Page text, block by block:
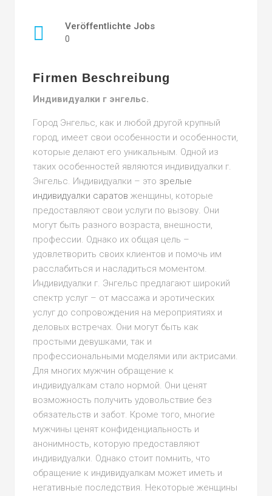
Veröffentlichte Jobs
0
Firmen Beschreibung
Индивидуалки г энгельс.
Город Энгельс, как и любой другой крупный
город, имеет свои особенности и особенности,
которые делают его уникальным. Одной из
таких особенностей являются индивидуалки г.
Энгельс. Индивидуалки – это зрелые
индивидуалки саратов женщины, которые
предоставляют свои услуги по вызову. Они
могут быть разного возраста, внешности,
профессии. Однако их общая цель –
удовлетворить своих клиентов и помочь им
расслабиться и насладиться моментом.
Индивидуалки г. Энгельс предлагают широкий
спектр услуг – от массажа и эротических
услуг до сопровождения на мероприятиях и
деловых встречах. Они могут быть как
простыми девушками, так и
профессиональными моделями или актрисами.
Для многих мужчин обращение к
индивидуалкам стало нормой. Они ценят
возможность получить удовольствие без
обязательств и забот. Кроме того, многие
мужчины ценят конфиденциальность и
анонимность, которую предоставляют
индивидуалки. Однако стоит помнить, что
обращение к индивидуалкам может иметь и
негативные последствия. Некоторые женщины